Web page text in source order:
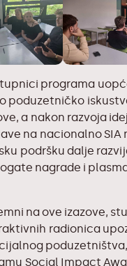
programa
poduzetničko
a nakon razvoja
na nacionalno SIA
podršku dalje
nagrade i
na ove izazove,
radionica
Social Impact